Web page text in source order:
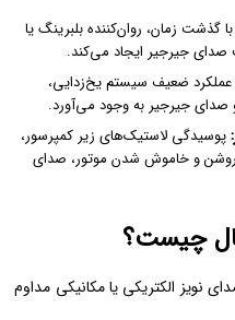
با گذشت زمان، روان‌کننده بلبرینگ یا
جیرجیر ایجاد می‌کند.
عملکرد ضعیف سیستم یخ‌زدایی،
صدای جیرجیر به وجود می‌آورد.
پوسیدگی لاستیک‌های زیر کمپرسور،
روشن و خاموش شدن موتور، صدای
نویز الکتریکی یا مکانیکی مداوم